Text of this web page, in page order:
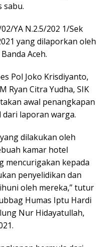
sabu.
YA N.2.5/202 1/Sek
yang dilaporkan oleh
Aceh.
Pol Joko Krisdiyanto,
Ryan Citra Yudha, SIK
awal penangkapan
laporan warga.
dilakukan oleh
kamar hotel
mencurigakan kepada
penyelidikan dan
oleh mereka,” tutur
Humas Iptu Hardi
Nur Hidayatullah,